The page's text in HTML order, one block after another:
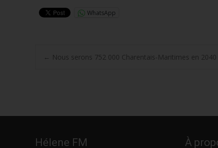
WhatsApp
Post
← Nous serons 752 000 Charentais-Maritimes en 2040
Hélene FM À